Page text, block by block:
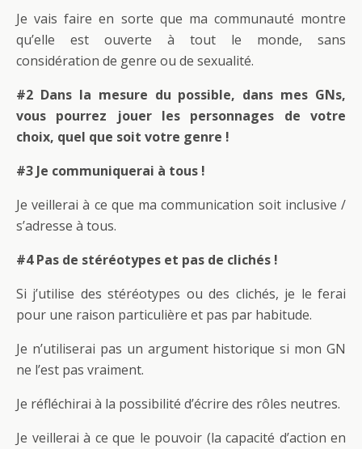
Je vais faire en sorte que ma communauté montre
qu’elle est ouverte à tout le monde, sans
considération de genre ou de sexualité.
#2 Dans la mesure du possible, dans mes GNs,
vous pourrez jouer les personnages de votre
choix, quel que soit votre genre !
#3 Je communiquerai à tous !
Je veillerai à ce que ma communication soit inclusive /
s’adresse à tous.
#4 Pas de stéréotypes et pas de clichés !
Si j’utilise des stéréotypes ou des clichés, je le ferai
pour une raison particulière et pas par habitude.
Je n’utiliserai pas un argument historique si mon GN
ne l’est pas vraiment.
Je réfléchirai à la possibilité d’écrire des rôles neutres.
Je veillerai à ce que le pouvoir (la capacité d’action en